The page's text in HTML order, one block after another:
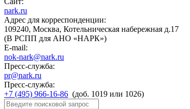
nark.ru
Адрес для корреспонденции:
109240, Москва, Котельническая набережная д.17
(В РСПП для АНО «НАРК»)
E-mail:
nok-nark@nark.ru
Пресс-служба:
pr@nark.ru
Пресс-служба:
+7 (495) 966-16-86 (доб. 1019 или 1026)